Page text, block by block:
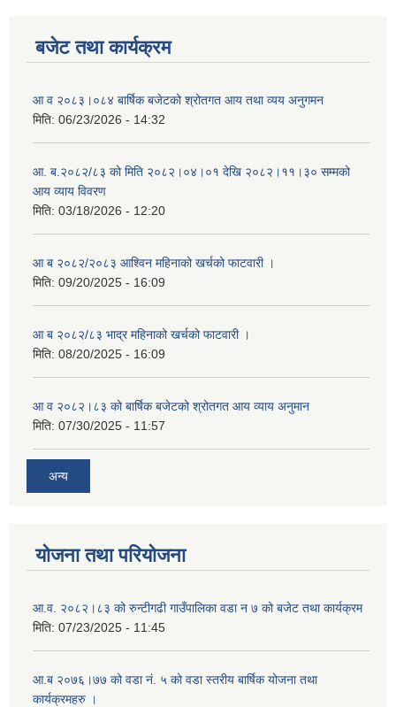
बजेट तथा कार्यक्रम
आ व २०८३।०८४ बार्षिक बजेटको श्रोतगत आय तथा व्यय अनुगमन
मिति: 06/23/2026 - 14:32
आ. ब.२०८२/८३ को मिति २०८२।०४।०१ देखि २०८२।११।३० सम्मको
आय व्याय विवरण
मिति: 03/18/2026 - 12:20
आ ब २०८२/२०८३ आश्विन महिनाको खर्चको फाटवारी ।
मिति: 09/20/2025 - 16:09
आ ब २०८२/८३ भाद्र महिनाको खर्चको फाटवारी ।
मिति: 08/20/2025 - 16:09
आ व २०८२।८३ को बार्षिक बजेटको श्रोतगत आय व्याय अनुमान
मिति: 07/30/2025 - 11:57
अन्य
योजना तथा परियोजना
आ.व. २०८२।८३ को रुन्टीगढी गाउँपालिका वडा न ७ को बजेट तथा कार्यक्रम
मिति: 07/23/2025 - 11:45
आ.ब २०७६।७७ को वडा नं. ५ को वडा स्तरीय बार्षिक योजना तथा
कार्यक्रमहरु ।